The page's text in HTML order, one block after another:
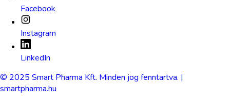
Facebook
Instagram
LinkedIn
© 2025 Smart Pharma Kft. Minden jog fenntartva. |
smartpharma.hu